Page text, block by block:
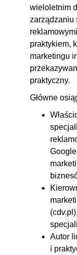
wieloletnim
zarządzaniu
praktykiem,
marketingu
praktyczny.
Główne
Autor
i